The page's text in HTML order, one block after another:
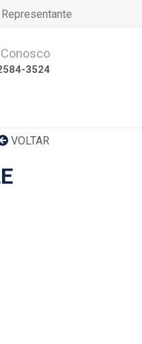
Conosco
3524
VOLTAR